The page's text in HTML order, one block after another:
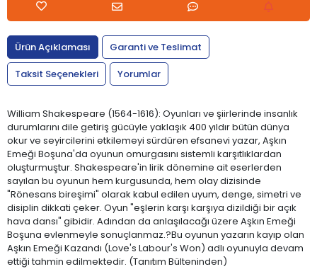
Ürün Açıklaması
Garanti ve Teslimat
Taksit Seçenekleri
Yorumlar
William Shakespeare (1564-1616): Oyunları ve şiirlerinde insanlık
durumlarını dile getiriş gücüyle yaklaşık 400 yıldır bütün dünya
okur ve seyircilerini etkilemeyi sürdüren efsanevi yazar, Aşkın
Emeği Boşuna'da oyunun omurgasını sistemli karşıtlıklardan
oluşturmuştur. Shakespeare'in lirik dönemine ait eserlerden
sayılan bu oyunun hem kurgusunda, hem olay dizisinde
"Rönesans bireşimi" olarak kabul edilen uyum, denge, simetri ve
disiplin dikkati çeker. Oyun "eşlerin karşı karşıya dizildiği bir açık
hava dansı" gibidir. Adından da anlaşılacağı üzere Aşkın Emeği
Boşuna evlenmeyle sonuçlanmaz.?Bu oyunun yazarın kayıp olan
Aşkın Emeği Kazandı (Love's Labour's Won) adlı oyunuyla devam
ettiği tahmin edilmektedir. (Tanıtım Bülteninden)